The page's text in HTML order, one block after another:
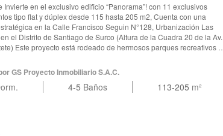
Invierte en el exclusivo edificio “Panorama”! con 11 exclusivos
tipo flat y dúplex desde 115 hasta 205 m2, Cuenta con una
en la Calle Francisco Seguin N°128, Urbanización Las
el Distrito de Santiago de Surco (Altura de la Cuadra 20 de la Av.
recreativos y
una excelente iluminación y ventilación natural. Cada unidad
con sala comedor, baño de visita, terrazas con zonas de
de cocina cerrada o abierta con muebles altos, bajos y tableros
con amplios closets, el principal incluye su propio baño y los
GS Proyecto Inmobiliario S.A.C.
4-5 Baños 113-205 m²